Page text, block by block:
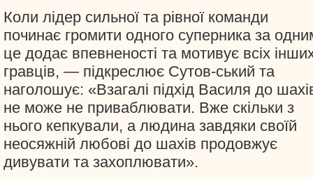
Коли лідер сильної та рівної команди
починає громити одного суперника за
це додає впевненості та мотивує всіх
гравців, — підкреслює Сутов-ський та
наголошує: «Взагалі підхід Василя до
не може не приваблювати. Вже скільки з
нього кепкували, а людина завдяки своїй
неосяжній любові до шахів продовжує
дивувати та захоплювати».